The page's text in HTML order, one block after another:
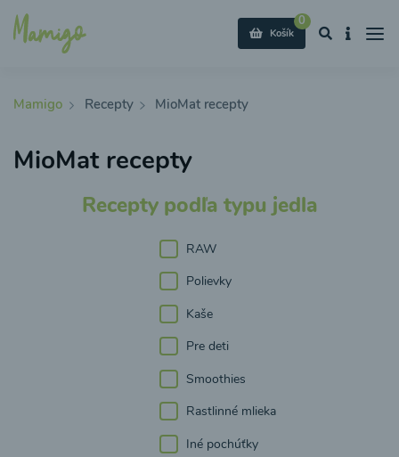
0
Košík
Mamigo Recepty MioMat recepty
MioMat recepty
Recepty podľa typu jedla
RAW
Polievky
Kaše
Pre deti
Smoothies
Rastlinné mlieka
Iné pochúťky